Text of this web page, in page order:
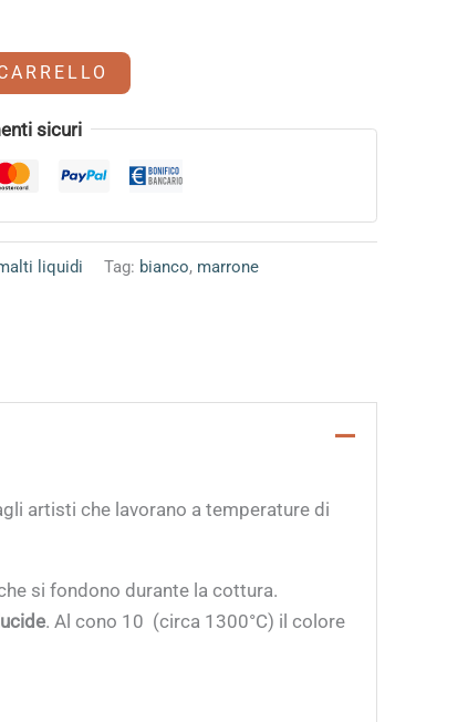
sicuri
liquidi Tag: bianco, marrone
artisti che lavorano a temperature di
si fondono durante la cottura.
. Al cono 10 (circa 1300°C) il colore